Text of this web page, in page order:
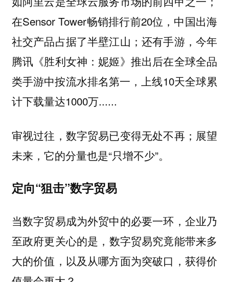
在Sensor Tower畅销排行前20位，中国出海
社交产品占据了半壁江山；还有手游，今年
腾讯《胜利女神：妮姬》推出后在全球全品
类手游中按流水排名第一，上线10天全球累
计下载量达1000万......
审视过往，数字贸易已变得无处不再；展望
未来，它的分量也是“只增不少”。
定向“狙击”数字贸易
当数字贸易成为外贸中的必要一环，企业乃
至政府更关心的是， 数字贸易究竟能带来多
大的价值，以及从哪方面为突破口，获得价